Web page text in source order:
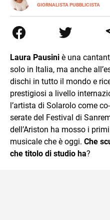
GIORNALISTA PUBBLICISTA
LINKEDIN
collaborato con grandi
comunicazione
Laura Pausini è una
solo in Italia, ma anche
dischi in tutto il mondo e
prestigiosi a livello
l’artista di Solarolo come
serate del Festival di
dell’Ariston ha mosso i
musicale che è oggi. Che
che titolo di studio ha?